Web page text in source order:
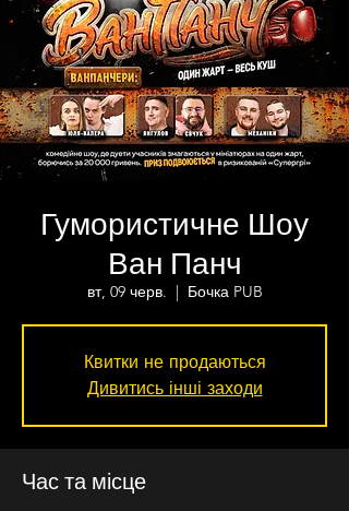
Гумористичне Шоу
Ван Панч
вт, 09 черв.
  |
Бочка PUB
Квитки не продаються
Дивитись інші заходи
Час та місце